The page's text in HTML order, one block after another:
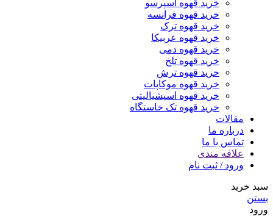
خرید قهوه اسپرسو
خرید قهوه فرانسه
خرید قهوه ترک
خرید قهوه عربیکا
خرید قهوه دمی
خرید قهوه تلخ
خرید قهوه ترش
خرید قهوه موکاپات
خرید قهوه اسپشیالیتی
خرید قهوه تک خاستگاه
مقالات
درباره ما
تماس با ما
علاقه مندی
ورود / ثبت نام
سبد خرید
بستن
ورود